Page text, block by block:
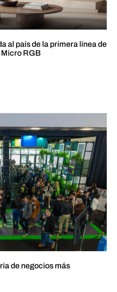
al país de la primera línea de
RGB
de negocios más